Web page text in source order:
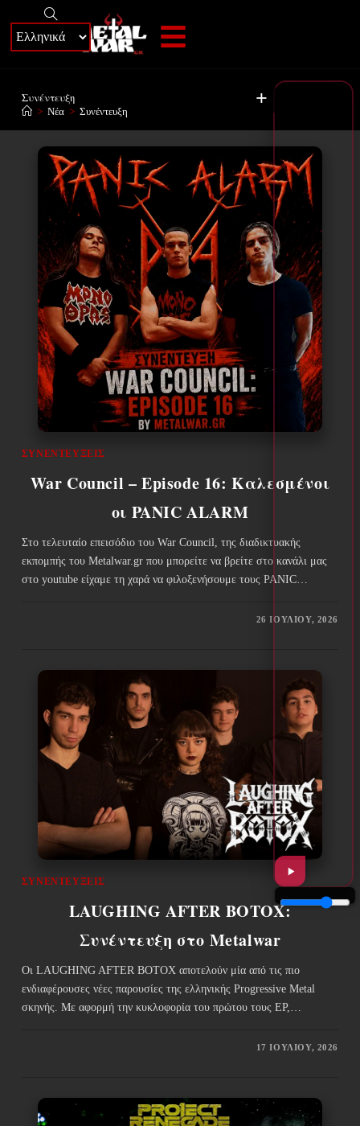
+
Συνέντευξη
> Νέα > Συνέντευξη
ΣΥΝΕΝΤΕΎΞΕΙΣ
War Council – Episode 16: Καλεσμένοι
οι PANIC ALARM
Στο τελευταίο επεισόδιο του War Council, της διαδικτυακής
εκπομπής του Metalwar.gr που μπορείτε να βρείτε στο κανάλι μας
στο youtube είχαμε τη χαρά να φιλοξενήσουμε τους PANIC…
26 ΙΟΥΛΊΟΥ, 2026
ΣΥΝΕΝΤΕΎΞΕΙΣ
LAUGHING AFTER BOTOX:
Συνέντευξη στο Metalwar
Οι LAUGHING AFTER BOTOX αποτελούν μία από τις πιο
ενδιαφέρουσες νέες παρουσίες της ελληνικής Progressive Metal
σκηνής. Με αφορμή την κυκλοφορία του πρώτου τους EP,…
17 ΙΟΥΛΊΟΥ, 2026